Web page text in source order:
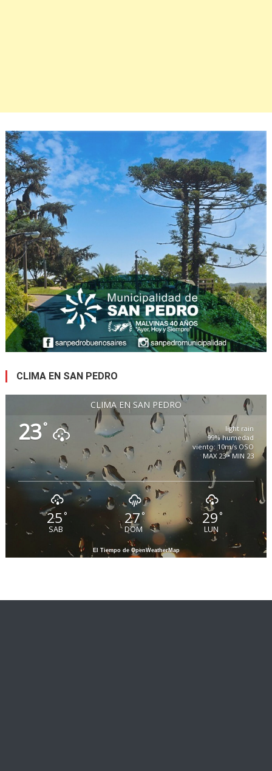
CLIMA EN SAN PEDRO
CLIMA EN SAN PEDRO
23°
light rain
99% humedad
viento: 10m/s OSO
MAX 23 • MIN 23
25°
SAB
27 °
DOM
29°
LUN
El Tiempo de OpenWeatherMap